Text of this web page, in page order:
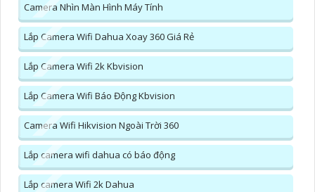
Camera Nhìn Màn Hình Máy Tính
Lắp Camera Wifi Dahua Xoay 360 Giá Rẻ
Lắp Camera Wifi 2k Kbvision
Lắp Camera Wifi Báo Động Kbvision
Camera Wifi Hikvision Ngoài Trời 360
Lắp camera wifi dahua có báo động
Lắp camera Wifi 2k Dahua